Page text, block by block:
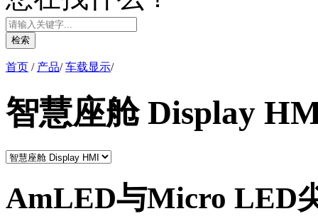
检索
首页 / 产品/ 车载显示/
智慧座舱 Display
AmLED与Micro LED